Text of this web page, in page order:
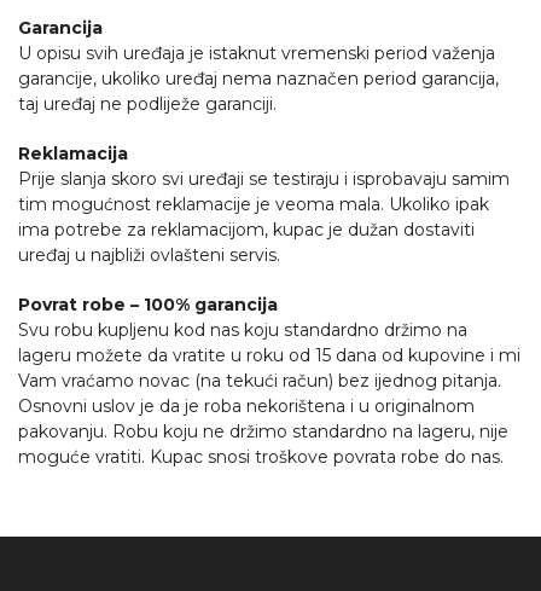
Garancija
U opisu svih uređaja je istaknut vremenski period važenja
garancije, ukoliko uređaj nema naznačen period garancija,
taj uređaj ne podliježe garanciji.
Reklamacija
Prije slanja skoro svi uređaji se testiraju i isprobavaju samim
tim mogućnost reklamacije je veoma mala. Ukoliko ipak
ima potrebe za reklamacijom, kupac je dužan dostaviti
uređaj u najbliži ovlašteni servis.
Povrat robe – 100% garancija
Svu robu kupljenu kod nas koju standardno držimo na
lageru možete da vratite u roku od 15 dana od kupovine i mi
Vam vraćamo novac (na tekući račun) bez ijednog pitanja.
Osnovni uslov je da je roba nekorištena i u originalnom
pakovanju. Robu koju ne držimo standardno na lageru, nije
moguće vratiti. Kupac snosi troškove povrata robe do nas.